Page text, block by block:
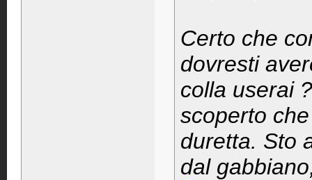
Certo che
dovresti
colla userai
scoperto
duretta. Sto
dal